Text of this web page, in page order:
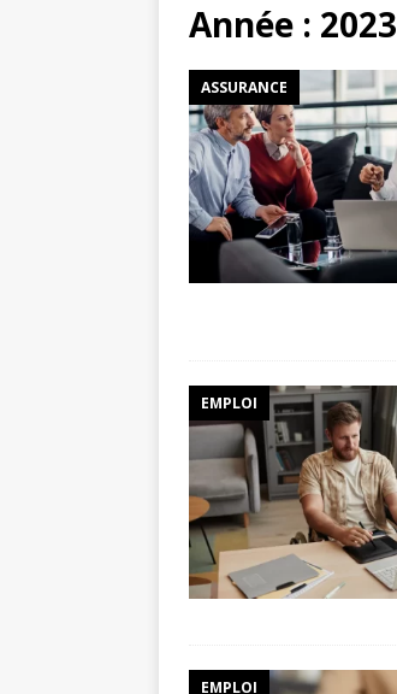
Année : 2023
ASSURANCE
EMPLOI
EMPLOI